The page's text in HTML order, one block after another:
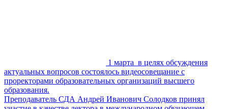
1 марта в целях обсуждения
актуальных вопросов состоялось видеосовещание с
проректорами образовательных организаций высшего
образования.
Преподаватель СДА Андрей Иванович Солодков принял